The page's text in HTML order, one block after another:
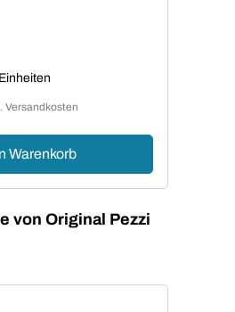
Versandkosten
Warenkorb
von Original Pezzi